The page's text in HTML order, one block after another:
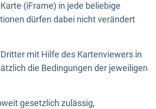
(iFrame) in jede beliebige
dürfen dabei nicht verändert
mit Hilfe des Kartenviewers in
die Bedingungen der jeweiligen
gesetzlich zulässig,